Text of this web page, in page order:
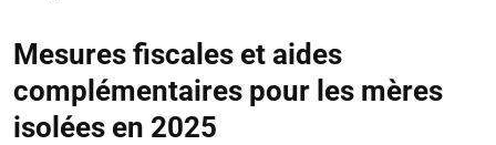
Mesures fiscales et aides
complémentaires pour les mères
isolées en 2025